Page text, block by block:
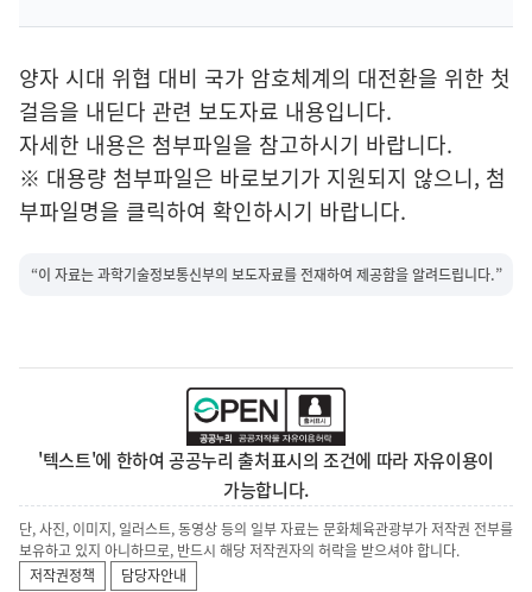
양자 시대 위협 대비 국가 암호체계의 대전환을 위한 첫
걸음을 내딛다 관련 보도자료 내용입니다.
자세한 내용은 첨부파일을 참고하시기 바랍니다.
※ 대용량 첨부파일은 바로보기가 지원되지 않으니, 첨
부파일명을 클릭하여 확인하시기 바랍니다.
“이 자료는 과학기술정보통신부의 보도자료를 전재하여 제공함을 알려드립니다.”
'텍스트'에 한하여 공공누리 출처표시의 조건에 따라 자유이용이
가능합니다.
단, 사진, 이미지, 일러스트, 동영상 등의 일부 자료는 문화체육관광부가 저작권 전부를
보유하고 있지 아니하므로, 반드시 해당 저작권자의 허락을 받으셔야 합니다.
저작권정책
담당자안내